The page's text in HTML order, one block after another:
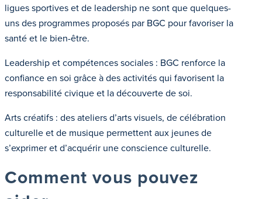
ligues sportives et de leadership ne sont que quelques-
uns des programmes proposés par BGC pour favoriser la
santé et le bien-être.
Leadership et compétences sociales : BGC renforce la
confiance en soi grâce à des activités qui favorisent la
responsabilité civique et la découverte de soi.
Arts créatifs : des ateliers d’arts visuels, de célébration
culturelle et de musique permettent aux jeunes de
s’exprimer et d’acquérir une conscience culturelle.
Comment vous pouvez